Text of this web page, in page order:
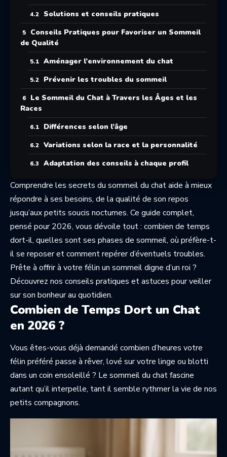
Solutions et conseils pratiques
Conseils Pratiques pour Favoriser un Sommeil
de Qualité
Aménager l’environnement du chat
Prévenir les troubles du sommeil
Le Sommeil du Chat à Travers les Âges et les
Races
Différences selon l’âge
Variations selon la race et la personnalité
Adaptation des conseils à chaque profil
Comprendre les secrets du sommeil du chat aide à mieux
répondre à ses besoins, de la qualité de son repos
jusqu’aux petits soucis nocturnes. Ce guide complet,
pensé pour 2026, vous dévoile tout : combien de temps
dort-il, quelles sont ses phases de sommeil, où préfère-t-
il se reposer et comment repérer d’éventuels troubles.
Prête à offrir à votre félin un sommeil digne d’un roi ?
Découvrez nos conseils pratiques et astuces pour veiller
sur son bonheur au quotidien.
Combien de Temps Dort un Chat
en 2026 ?
Vous êtes-vous déjà demandé combien d’heures votre
félin préféré passe à rêver, lové sur votre linge ou blotti
dans un coin ensoleillé ? Le sommeil du chat fascine
autant qu’il interpelle, tant il semble rythmer la vie de nos
petits compagnons.